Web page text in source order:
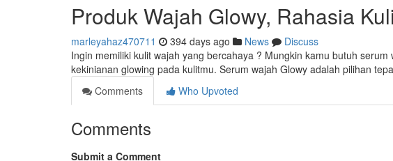
Produk Wajah Glowy, Rahasia
marleyahaz470711 394 days ago News
Discuss
Ingin memiliki kulit wajah yang bercahaya ? Mungkin kamu butuh
kekinianan glowing pada kulitmu. Serum wajah Glowy adalah pilihan
Comments
Who Upvoted
Comments
Submit a Comment